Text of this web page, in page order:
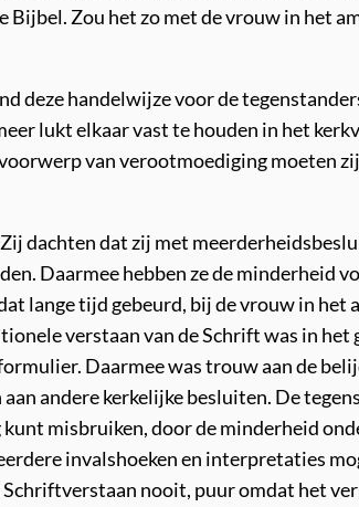
Zou het zo met de vrouw in het
deze handelwijze voor de
lukt elkaar vast te houden in het
van verootmoediging moeten
dachten dat zij met
Daarmee hebben ze de minderheid
lange tijd gebeurd, bij de vrouw in het
verstaan van de Schrift was in het
Daarmee was trouw aan de
andere kerkelijke besluiten. De
misbruiken, door de minderheid
invalshoeken en interpretaties
nooit, puur omdat het